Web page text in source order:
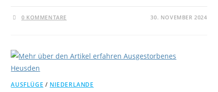
0 KOMMENTARE 30. NOVEMBER 2024
AUSFLÜGE / NIEDERLANDE